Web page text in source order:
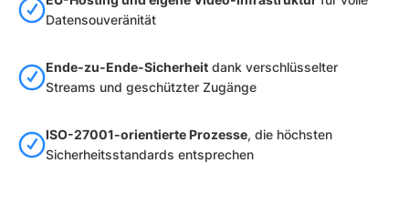
Datensouveränität
Ende-zu-Ende-Sicherheit dank verschlüsselter
Streams und geschützter Zugänge
ISO-27001-orientierte Prozesse, die höchsten
Sicherheitsstandards entsprechen